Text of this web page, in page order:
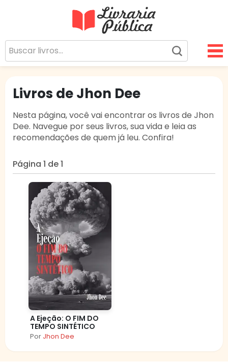
Sua Biblioteca Virtual Gratuita
Livros de Jhon Dee
Nesta página, você vai encontrar os livros de Jhon
Dee. Navegue por seus livros, sua vida e leia as
recomendações de quem já leu. Confira!
Página 1 de 1
A Ejeção: O FIM DO
TEMPO SINTÉTICO
Por Jhon Dee